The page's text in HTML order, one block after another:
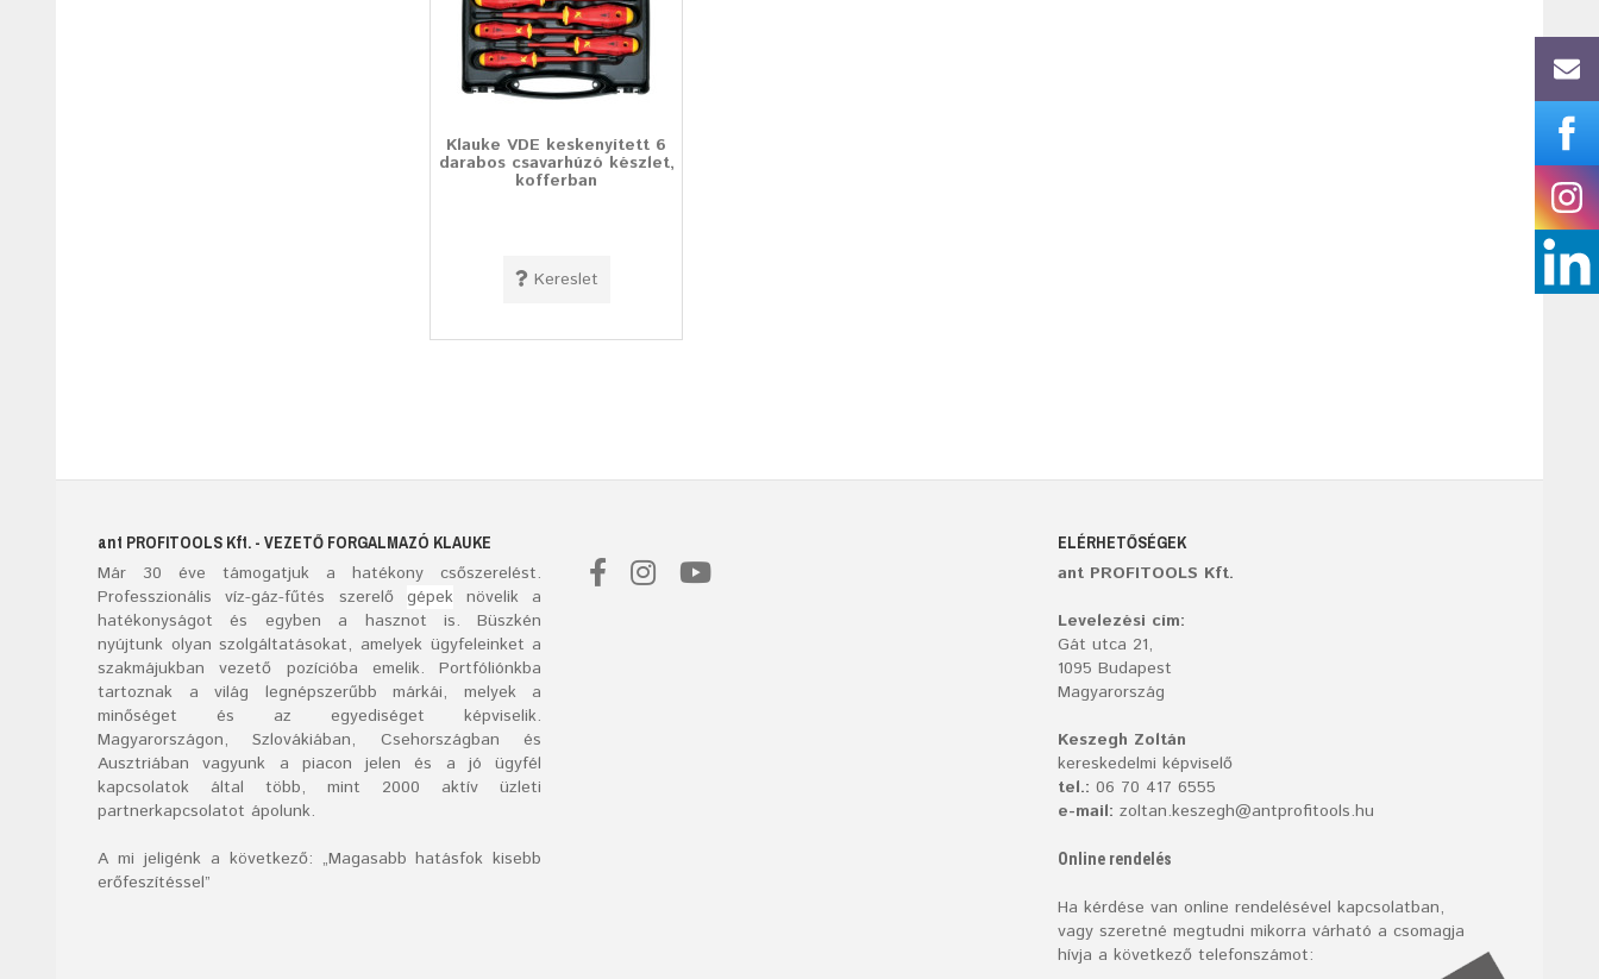
Klauke VDE keskenyített 6
darabos csavarhúzó készlet,
kofferban
Kereslet
ant PROFITOOLS Kft. - VEZETŐ FORGALMAZÓ KLAUKE
Már 30éve támogatjuk a hatékony csőszerelést.
Professzionális víz-gáz-fűtés szerelő gépeknövelik a
hatékonyságot és egyben a hasznot is. Büszkén
nyújtunk olyan szolgáltatásokat, amelyek ügyfeleinket a
szakmájukban vezető pozícióba emelik. Portfóliónkba
tartoznak a világ legnépszerűbb márkái, melyek a
minőséget és az egyediséget képviselik.
Magyarországon, Szlovákiában, Csehországban és
Ausztriában vagyunk a piacon jelen és a jó ügyfél
kapcsolatok által több, mint 2000 aktív üzleti
partnerkapcsolatot ápolunk.
A mi jeligénk a következő: „Magasabb hatásfok kisebb
erőfeszítéssel”
ELÉRHETŐSÉGEK
ant PROFITOOLS Kft.
Levelezési cím:
Gát utca 21,
1095 Budapest
Magyarország
Keszegh Zoltán
kereskedelmi képviselő
tel.: 06 70 417 6555
e-mail: zoltan.keszegh@antprofitools.hu
Online rendelés
Ha kérdése van online rendelésével kapcsolatban,
vagy szeretné megtudni mikorra várható a csomagja
hívja a következő telefonszámot: